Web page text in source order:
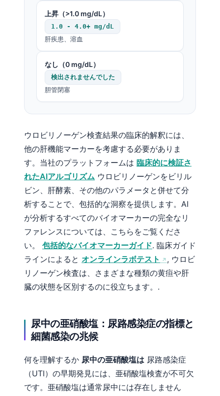
上昇（>1.0 mg/dL）
1.0 - 4.0+ mg/dL
肝疾患、溶血
なし（0 mg/dL）
検出されませんでした
胆管閉塞
ウロビリノーゲン検査結果の臨床的解釈には、
他の肝機能マーカーを考慮する必要がありま
す。当社のプラットフォームは 臨床的に検証さ
れたAIアルゴリズム ウロビリノーゲンをビリル
ビン、肝酵素、その他のパラメータと併せて分
析することで、包括的な洞察を提供します。AI
が分析するすべてのバイオマーカーの完全なリ
ファレンスについては、こちらをご覧くださ
い。 包括的なバイオマーカーガイド. 臨床ガイド
ラインによると オンラインラボテスト
, ウロビ
リノーゲン検査は、さまざまな種類の黄疸や肝
臓の状態を区別するのに役立ちます。.
尿中の亜硝酸塩：尿路感染症の指標と
細菌感染の兆候
何を理解するか 尿中の亜硝酸塩は 尿路感染症
（UTI）の早期発見には、亜硝酸塩検査が不可欠
です。亜硝酸塩は通常尿中には存在しません